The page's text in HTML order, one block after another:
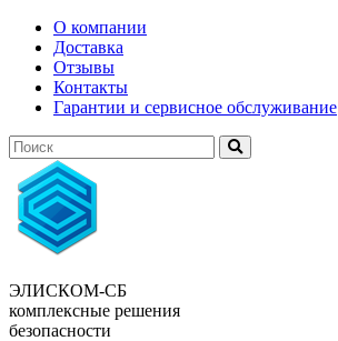
О компании
Доставка
Отзывы
Контакты
Гарантии и сервисное обслуживание
ЭЛИСКОМ-СБ
комплексные решения
безопасности